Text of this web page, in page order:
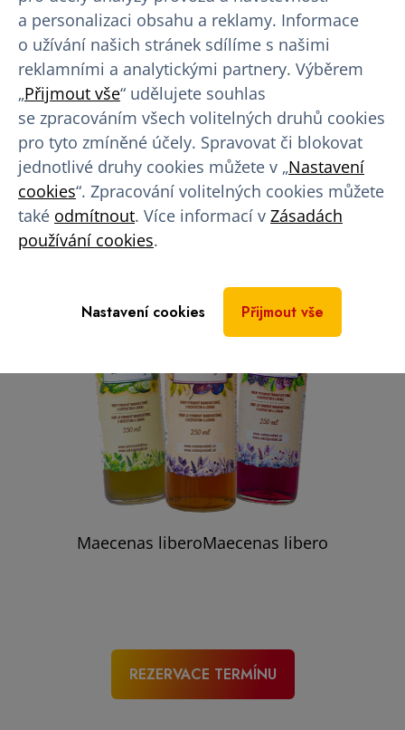
Set 3 přírodních sirupů od značky Natuprodukt
Maecenas liberoMaecenas libero
REZERVACE TERMÍNU
a personalizaci obsahu a reklamy. Informace
o užívání našich stránek sdílíme s našimi
reklamními a analytickými partnery. Výběrem
„Přijmout vše“ udělujete souhlas
se zpracováním všech volitelných druhů cookies
pro tyto zmíněné účely. Spravovat či blokovat
jednotlivé druhy cookies můžete v „Nastavení
cookies“. Zpracování volitelných cookies můžete
také odmítnout. Více informací v Zásadách
používání cookies.
Nastavení cookies Přijmout vše